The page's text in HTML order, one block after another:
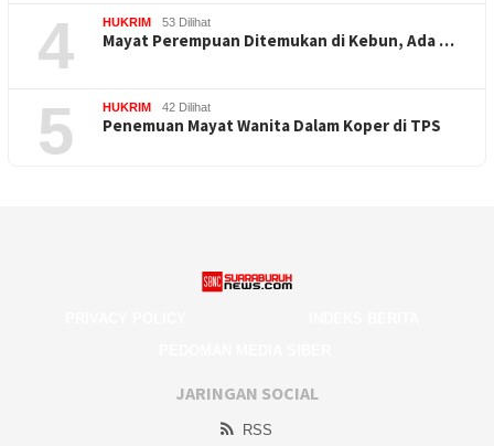
4 HUKRIM 53 Dilihat
Mayat Perempuan Ditemukan di Kebun, Ada …
5 HUKRIM 42 Dilihat
Penemuan Mayat Wanita Dalam Koper di TPS
JARINGAN SOCIAL
RSS